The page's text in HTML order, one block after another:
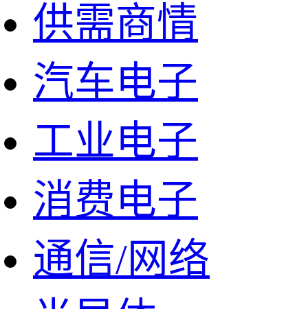
供需商情
汽车电子
工业电子
消费电子
通信/网络